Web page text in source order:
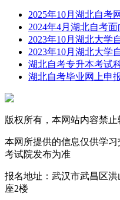
2025年10月湖北自考
2024年4月湖北自考
2023年10月湖北大学
2023年10月湖北大学
湖北自考专升本考试
湖北自考毕业网上申
版权所有，本网站内容禁止
本网所提供的信息仅供学
考试院发布为准
报名地址：武汉市武昌区
座2楼